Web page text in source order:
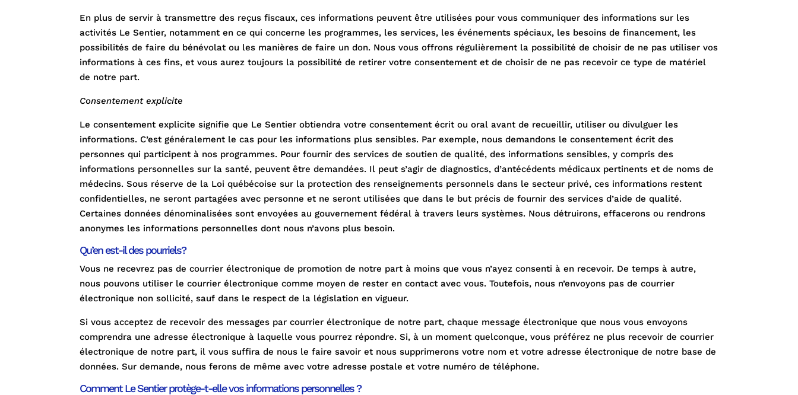
En plus de servir à transmettre des reçus fiscaux, ces informations peuvent être utilisées pour vous communiquer des informations sur les
activités Le Sentier, notamment en ce qui concerne les programmes, les services, les événements spéciaux, les besoins de financement, les
possibilités de faire du bénévolat ou les manières de faire un don. Nous vous offrons régulièrement la possibilité de choisir de ne pas utiliser vos
informations à ces fins, et vous aurez toujours la possibilité de retirer votre consentement et de choisir de ne pas recevoir ce type de matériel
de notre part.
Consentement explicite
Le consentement explicite signifie que Le Sentier obtiendra votre consentement écrit ou oral avant de recueillir, utiliser ou divulguer les
informations. C’est généralement le cas pour les informations plus sensibles. Par exemple, nous demandons le consentement écrit des
personnes qui participent à nos programmes. Pour fournir des services de soutien de qualité, des informations sensibles, y compris des
informations personnelles sur la santé, peuvent être demandées. Il peut s’agir de diagnostics, d’antécédents médicaux pertinents et de noms de
médecins. Sous réserve de la Loi québécoise sur la protection des renseignements personnels dans le secteur privé, ces informations restent
confidentielles, ne seront partagées avec personne et ne seront utilisées que dans le but précis de fournir des services d’aide de qualité.
Certaines données dénominalisées sont envoyées au gouvernement fédéral à travers leurs systèmes. Nous détruirons, effacerons ou rendrons
anonymes les informations personnelles dont nous n’avons plus besoin.
Qu’en est-il des pourriels?
Vous ne recevrez pas de courrier électronique de promotion de notre part à moins que vous n’ayez consenti à en recevoir. De temps à autre,
nous pouvons utiliser le courrier électronique comme moyen de rester en contact avec vous. Toutefois, nous n’envoyons pas de courrier
électronique non sollicité, sauf dans le respect de la législation en vigueur.
Si vous acceptez de recevoir des messages par courrier électronique de notre part, chaque message électronique que nous vous envoyons
comprendra une adresse électronique à laquelle vous pourrez répondre. Si, à un moment quelconque, vous préférez ne plus recevoir de courrier
électronique de notre part, il vous suffira de nous le faire savoir et nous supprimerons votre nom et votre adresse électronique de notre base de
données. Sur demande, nous ferons de même avec votre adresse postale et votre numéro de téléphone.
Comment Le Sentier protège-t-elle vos informations personnelles ?